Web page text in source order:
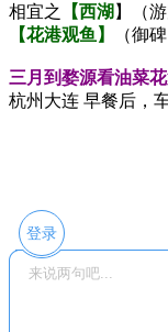
相宜之
【西湖 】（
【花港观鱼】
（御
三月到婺源看油菜
杭州大连 早餐后，
登录